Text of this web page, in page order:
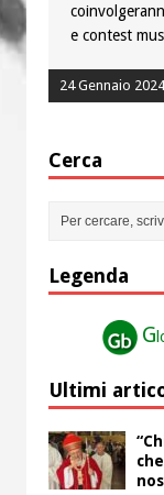
e contest
24 Gennaio
Cerca
Legenda
G
Ultimi